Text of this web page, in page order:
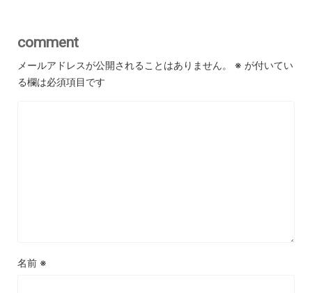
comment
メールアドレスが公開されることはありません。 ※ が付いてい
る欄は必須項目です
名前 ※